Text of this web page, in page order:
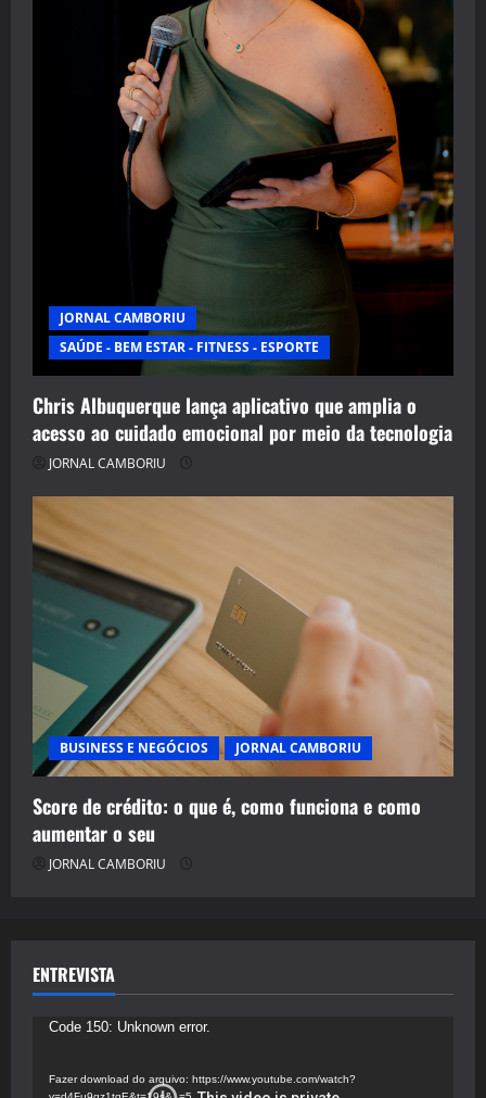
JORNAL CAMBORIU
SAÚDE - BEM ESTAR - FITNESS - ESPORTE
Chris Albuquerque lança aplicativo que amplia o
acesso ao cuidado emocional por meio da tecnologia
JORNAL CAMBORIU
BUSINESS E NEGÓCIOS JORNAL CAMBORIU
Score de crédito: o que é, como funciona e como
aumentar o seu
JORNAL CAMBORIU
ENTREVISTA
Tocador
vídeo
Code 150: Unknown error.
Fazer download do arquivo: https://www.youtube.com/watch?